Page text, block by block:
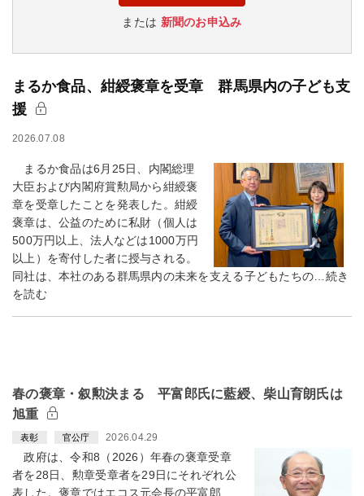
または 新聞のお申込み
まるか食品、紺綬褒章を受章 群馬県内の子ども支
援
2026.07.08
まるか食品は6月25日、内閣総理
大臣および内閣府賞勲局から紺綬褒
章を受章したことを発表した。紺綬
褒章は、公益のために私財（個人は
500万円以上、法人などは1000万円
以上）を寄付した者に授与される。
同社は、本社のある群馬県内の未来を支える子どもたちの…続き
を読む
春の褒章・叙勲決まる 平富郎氏に藍綬、柴山育朗氏は
旭重
表彰 官公庁 2026.04.29
政府は、令和8（2026）年春の褒章受章
者を28日、勲章受章者を29日にそれぞれ公
表した。褒章ではエコス元会長の平富郎